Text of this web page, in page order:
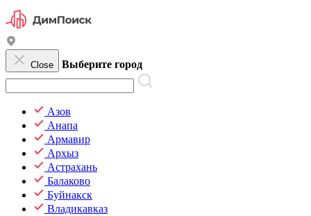
Close Выберите город
Азов
Анапа
Армавир
Архыз
Астрахань
Балаково
Буйнакск
Владикавказ